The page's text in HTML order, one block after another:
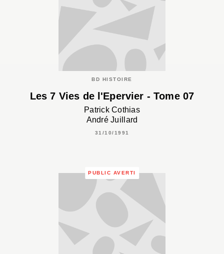
BD HISTOIRE
Les 7 Vies de l'Epervier - Tome 07
Patrick Cothias
André Juillard
31/10/1991
PUBLIC AVERTI